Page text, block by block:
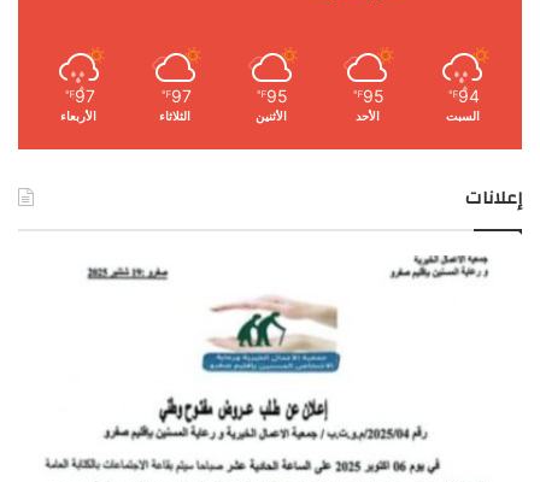
94
℉
السبت
95
℉
الأحد
95
℉
الأثنين
97
℉
الثلاثاء
97
℉
الأربعاء
إعلانات